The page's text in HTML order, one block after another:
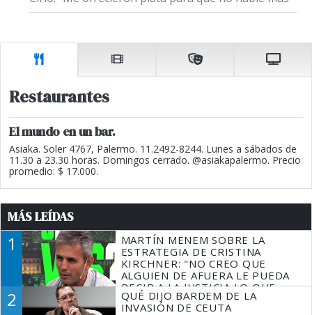
Restaurantes
El mundo en un bar.
Asiaka. Soler 4767, Palermo. 11.2492-8244. Lunes a sábados de
11.30 a 23.30 horas. Domingos cerrado. @asiakapalermo. Precio
promedio: $ 17.000.
MÁS LEÍDAS
1
MARTÍN MENEM SOBRE LA
ESTRATEGIA DE CRISTINA
KIRCHNER: "NO CREO QUE
ALGUIEN DE AFUERA LE PUEDA
DECIR A LA JUSTICIA LO QUE
TIENE QUE HACER"
2
QUÉ DIJO BARDEM DE LA
INVASIÓN DE CEUTA